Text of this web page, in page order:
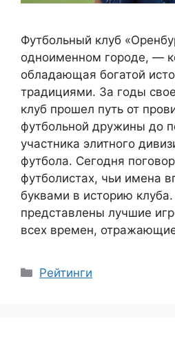
Футбольный клуб
одноименном городе, —
обладающая богатой
традициями. За годы
клуб прошел путь от
футбольной дружины до
участника элитного
футбола. Сегодня
футболистах, чьи имена
буквами в историю
представлены лучшие
всех времен,
Рубрики
Рейтинги